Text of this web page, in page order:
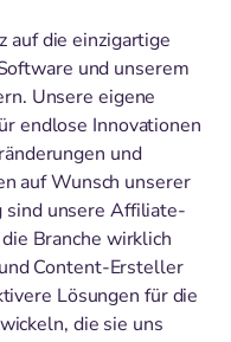
auf die einzigartige
und unserem
Unsere eigene
endlose Innovationen
und
auf Wunsch unserer
sind unsere Affiliate-
Branche wirklich
Content-Ersteller
Lösungen für die
die sie uns